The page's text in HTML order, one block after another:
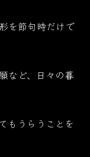
を節句時だけで
など、日々の暮
もうらうことを